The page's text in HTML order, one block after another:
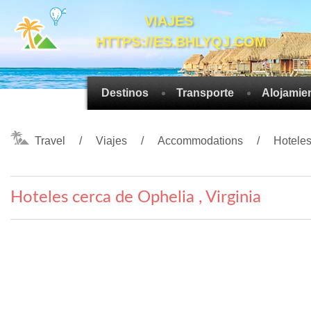
VIAJES
HTTPS://ES.BHLYQJ.COM
Destinos Transporte
Travel Viajes Accommodations
Hoteles cerca de Ophelia , Virginia